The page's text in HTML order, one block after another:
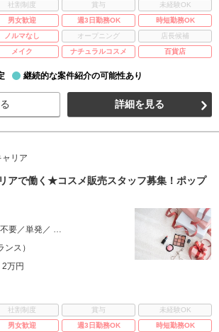
社割制度 賞与
未経験OK
男女歓迎 週3日勤務OK
時短勤務OK
ノルマなし オープニング
店長候補
メイク ナチュラルコスメ 百貨店
継続的な案件紹介の可能性あり
詳細を見る
リア
アで働く★コスメ販売スタッフ募集！ポップ
不要／単発／ …
ス）
万円
社割制度 賞与
未経験OK
男女歓迎 週3日勤務OK
時短勤務OK